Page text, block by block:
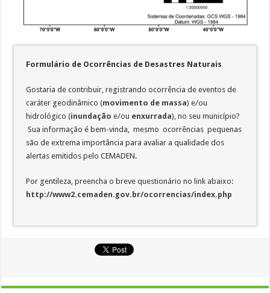
Formulário de Ocorrências de Desastres Naturais
Gostaria de contribuir, registrando ocorrência de eventos de
caráter geodinâmico (movimento de massa) e/ou
hidrológico (inundaçãoe/ou enxurrada), no seu município?
Sua informação é bem-vinda, mesmo ocorrências pequenas
são de extrema importância para avaliar a qualidade dos
alertas emitidos pelo CEMADEN.
Por gentileza, preencha o breve questionário no link abaixo:
http://www2.cemaden.gov.br/ocorrencias/index.php